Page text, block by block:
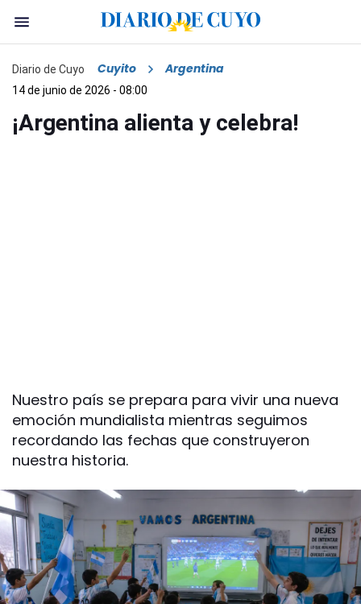
Diario de Cuyo Cuyito Argentina
14 de junio de 2026 - 08:00
¡Argentina alienta y celebra!
Nuestro país se prepara para vivir una nueva
emoción mundialista mientras seguimos
recordando las fechas que construyeron
nuestra historia.